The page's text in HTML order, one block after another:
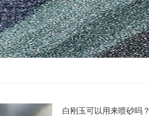
白刚玉可以用来喷砂吗？